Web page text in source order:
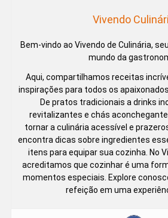
Vivendo
Bem-vindo ao Vivendo de Culinária,
mundo da
Aqui, compartilhamos receitas
inspirações para todos os
De pratos tradicionais a drinks
revitalizantes e chás
tornar a culinária acessível e
encontra dicas sobre ingredientes
itens para equipar sua cozinha. No
acreditamos que cozinhar é uma
momentos especiais. Explore
refeição em uma